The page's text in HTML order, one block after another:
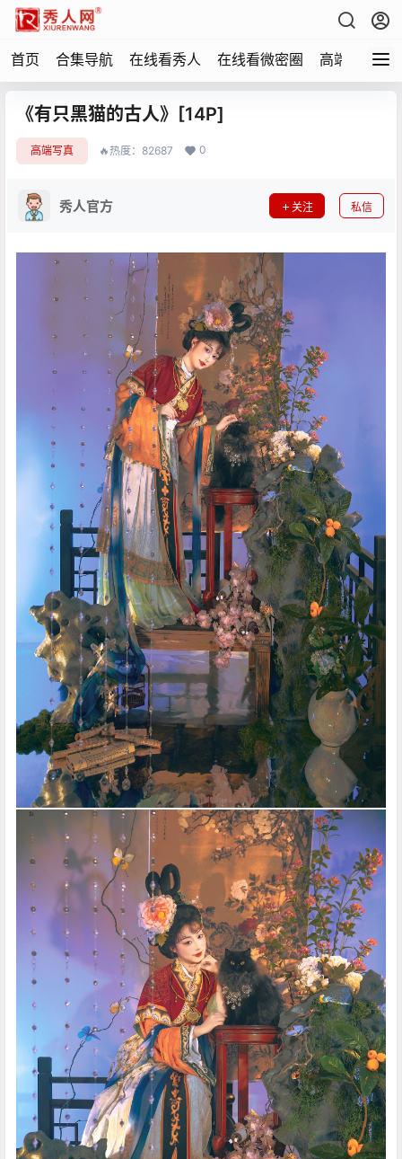
首页 合集导航 在线看秀人 在线看微密圈 高端写真
《有只黑猫的古人》[14P]
高端写真 🔥热度：82687 0
秀人官方 关注 私信